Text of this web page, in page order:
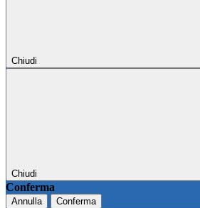
Chiudi
Chiudi
Conferma
Annulla Conferma